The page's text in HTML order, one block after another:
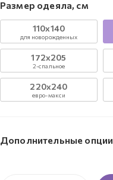
Размер одеяла, см
110х140
для новорожденных
172х205
2-спальное
220х240
евро-макси
Дополнительные опции